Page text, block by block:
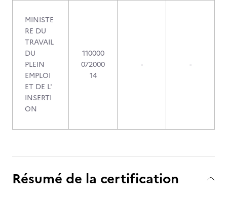
MINISTE
RE DU
TRAVAIL
DU
PLEIN
EMPLOI
ET DE L'
INSERTI
ON
110000
072000
14
- -
Résumé de la certification